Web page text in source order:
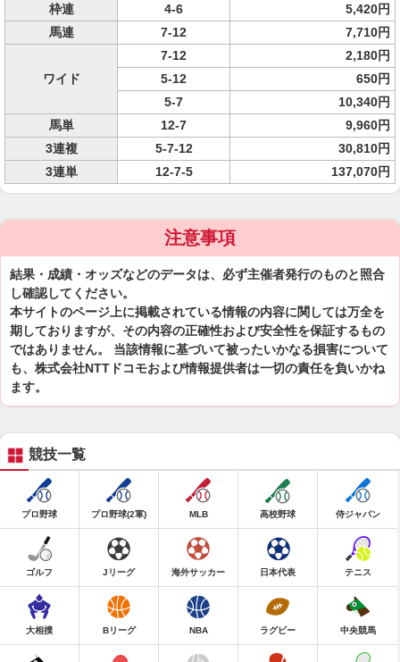
枠連
4-6
5,420円
馬連
7-12 7,710円
ワイド
7-12
2,180円
5-12
650円
5-7
10,340円
馬単
12-7
9,960円
3連複
5-7-12
30,810円
3連単
12-7-5 137,070円
注意事項
結果・成績・オッズなどのデータは、必ず主催者発行のものと照合
し確認してください。
本サイトのページ上に掲載されている情報の内容に関しては万全を
期しておりますが、その内容の正確性および安全性を保証するもの
ではありません。 当該情報に基づいて被ったいかなる損害について
も、株式会社NTTドコモおよび情報提供者は一切の責任を負いかね
ます。
競技一覧
プロ野球 プロ野球(2軍) MLB 高校野球 侍ジャパン
ゴルフ Jリーグ 海外サッカー 日本代表 テニス
大相撲 Bリーグ NBA ラグビー 中央競馬